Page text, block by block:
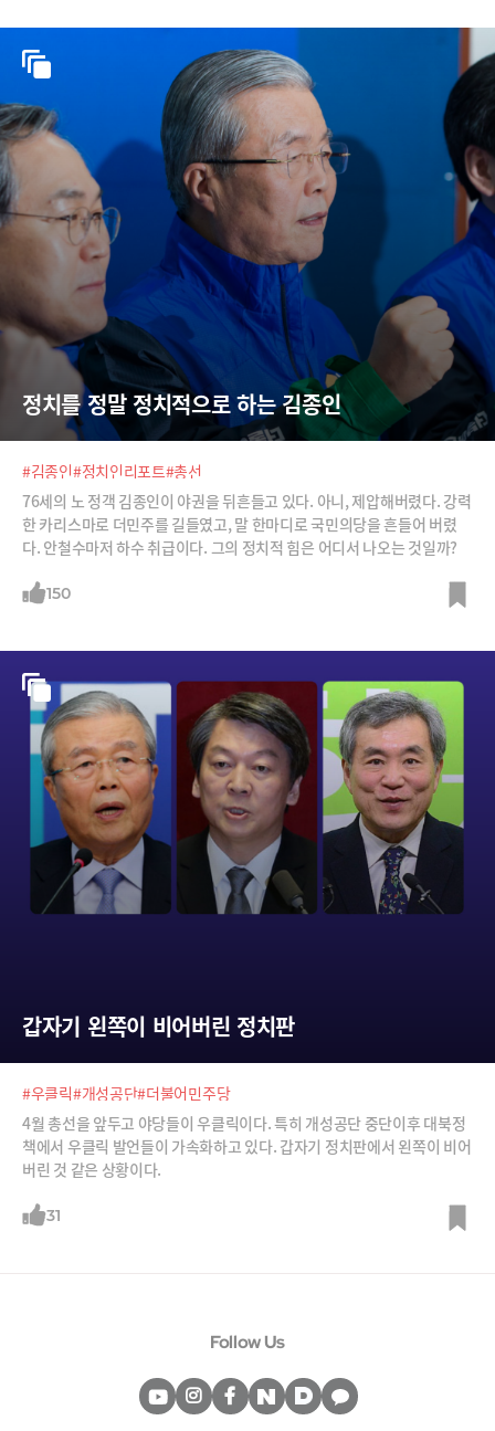
정치를 정말 정치적으로 하는 김종인
#김종인#정치인리포트#총선
76세의 노 정객 김종인이 야권을 뒤흔들고 있다. 아니, 제압해버렸다. 강력
한 카리스마로 더민주를 길들였고, 말 한마디로 국민의당을 흔들어 버렸
다. 안철수마저 하수 취급이다. 그의 정치적 힘은 어디서 나오는 것일까?
150
갑자기 왼쪽이 비어버린 정치판
#우클릭#개성공단#더불어민주당
4월 총선을 앞두고 야당들이 우클릭이다. 특히 개성공단 중단이후 대북정
책에서 우클릭 발언들이 가속화하고 있다. 갑자기 정치판에서 왼쪽이 비어
버린 것 같은 상황이다.
31
Follow Us